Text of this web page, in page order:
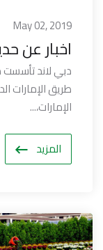
May 02, 2019
اخبار عن
دبي لاند تأسست
طريق الإمارات
الإمارات،...
المزيد